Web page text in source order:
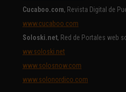
Cucaboo.com, Revista Digital de
www.cucaboo.com
Soloski.net, Red de Portales web
ww.soloski.net
www.solosnow.com
www.solonordico.com